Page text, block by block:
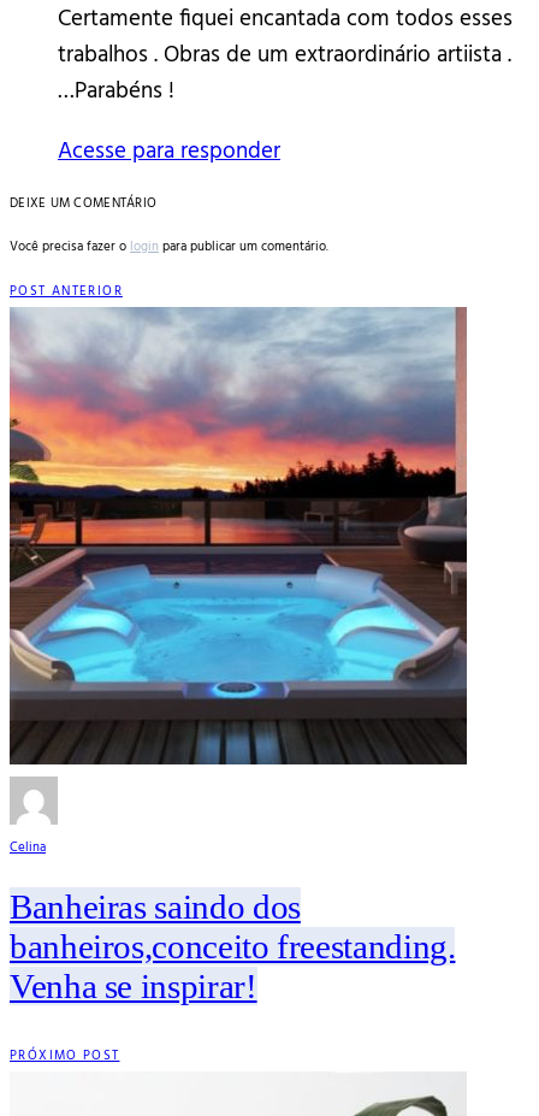
Certamente fiquei encantada com todos esses
trabalhos . Obras de um extraordinário artiista .
…Parabéns !
Acesse para responder
DEIXE UM COMENTÁRIO
Você precisa fazer ologinpara publicar um comentário.
POST ANTERIOR
Celina
Banheiras saindo dos
banheiros,conceito freestanding.
Venha se inspirar!
PRÓXIMO POST